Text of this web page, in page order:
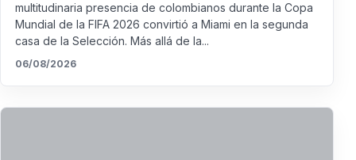
multitudinaria presencia de colombianos durante la Copa
Mundial de la FIFA 2026 convirtió a Miami en la segunda
casa de la Selección. Más allá de la...
06/08/2026